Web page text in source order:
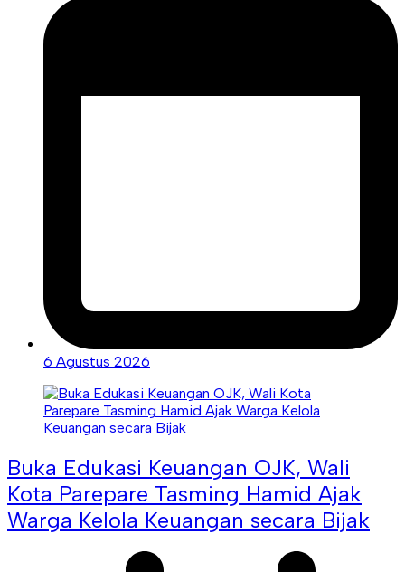
6 Agustus 2026
Buka Edukasi Keuangan OJK, Wali
Kota Parepare Tasming Hamid Ajak
Warga Kelola Keuangan secara Bijak